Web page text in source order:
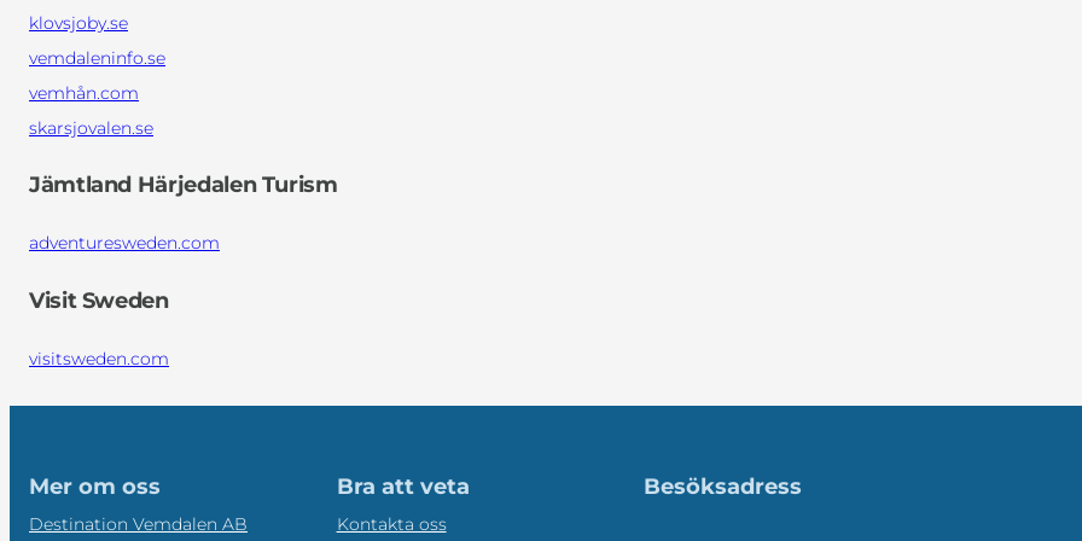
klovsjoby.se
vemdaleninfo.se
vemhån.com
skarsjovalen.se
Jämtland Härjedalen Turism
adventuresweden.com
Visit Sweden
visitsweden.com
Mer om oss
Destination Vemdalen AB
Bra att veta
Kontakta oss
Besöksadress